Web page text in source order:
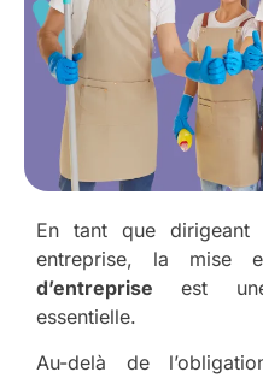
En tant que
entreprise, la mise
d’entreprise est une
essentielle.
Au-delà de